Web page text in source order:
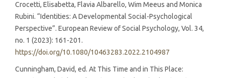
Crocetti, Elisabetta, Flavia Albarello, Wim Meeus and Monica
Rubini. “Identities: A Developmental Social-Psychological
Perspective”. European Review of Social Psychology, Vol. 34,
no. 1 (2023): 161-201.
https://doi.org/10.1080/10463283.2022.2104987
Cunningham, David, ed. At This Time and in This Place: